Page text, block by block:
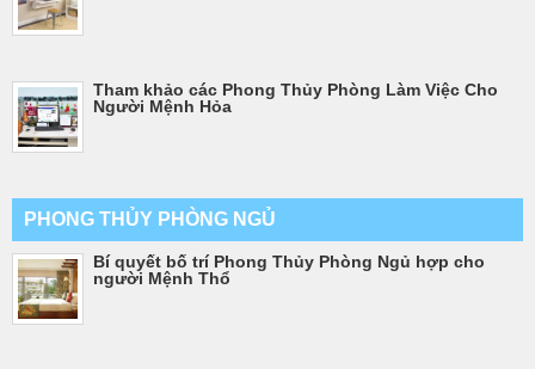
Tham khảo các Phong Thủy Phòng Làm Việc Cho
Người Mệnh Hỏa
PHONG THỦY PHÒNG NGỦ
Bí quyết bố trí Phong Thủy Phòng Ngủ hợp cho
người Mệnh Thổ